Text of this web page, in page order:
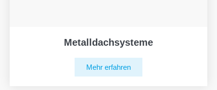
Metalldachsysteme
Mehr erfahren